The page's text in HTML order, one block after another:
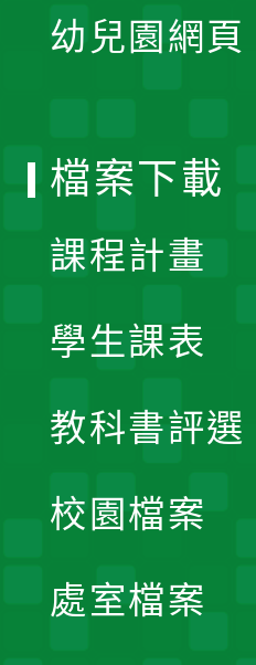
幼兒園網頁
檔案下載
課程計畫
學生課表
教科書評選
校園檔案
處室檔案